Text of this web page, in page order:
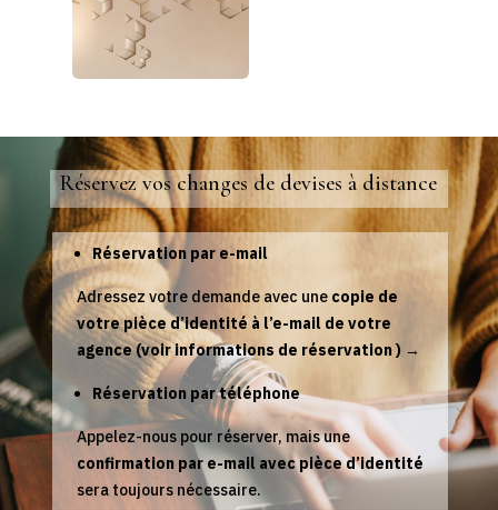
Réservez vos changes de devises à distance
Réservation par e-mail
Adressez votre demande avec une copie de
votre pièce d’identité à l’e-mail de votre
agence (voir informations de réservation ) →
Réservation par téléphone
Appelez-nous pour réserver, mais une
confirmation par e-mail avec pièce d’identité
sera toujours nécessaire.